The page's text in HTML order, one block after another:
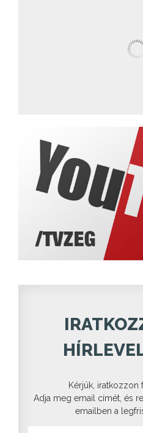
Kérjük, iratkozzon
Adja meg email címét, és
emailben a